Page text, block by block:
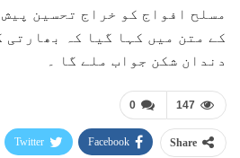
مسلح افواج کو خراج تحسین
کے متن میں کہا گیا کہ بھارتی
دندان شکن جواب ملے گا ۔
0 147
Share
Facebook
Twitter